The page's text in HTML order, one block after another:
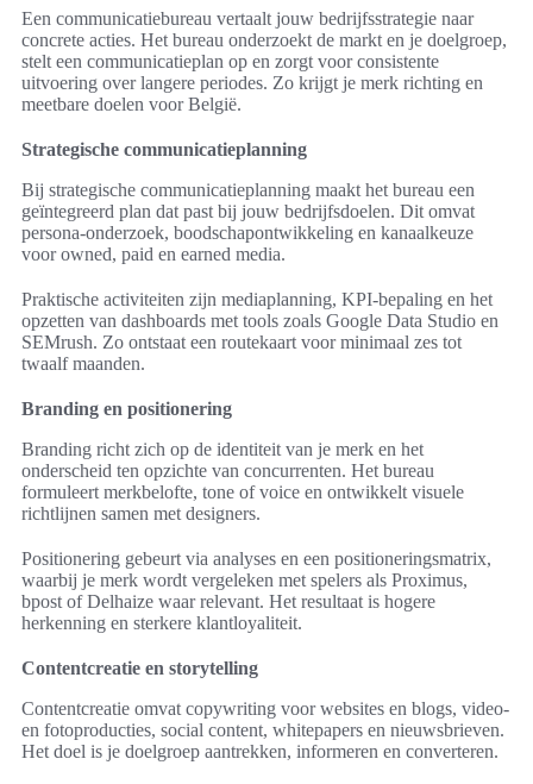
Een communicatiebureau vertaalt jouw bedrijfsstrategie naar
concrete acties. Het bureau onderzoekt de markt en je doelgroep,
stelt een communicatieplan op en zorgt voor consistente
uitvoering over langere periodes. Zo krijgt je merk richting en
meetbare doelen voor België.
Strategische communicatieplanning
Bij strategische communicatieplanning maakt het bureau een
geïntegreerd plan dat past bij jouw bedrijfsdoelen. Dit omvat
persona‑onderzoek, boodschapontwikkeling en kanaalkeuze
voor owned, paid en earned media.
Praktische activiteiten zijn mediaplanning, KPI‑bepaling en het
opzetten van dashboards met tools zoals Google Data Studio en
SEMrush. Zo ontstaat een routekaart voor minimaal zes tot
twaalf maanden.
Branding en positionering
Branding richt zich op de identiteit van je merk en het
onderscheid ten opzichte van concurrenten. Het bureau
formuleert merkbelofte, tone of voice en ontwikkelt visuele
richtlijnen samen met designers.
Positionering gebeurt via analyses en een positioneringsmatrix,
waarbij je merk wordt vergeleken met spelers als Proximus,
bpost of Delhaize waar relevant. Het resultaat is hogere
herkenning en sterkere klantloyaliteit.
Contentcreatie en storytelling
Contentcreatie omvat copywriting voor websites en blogs, video‑
en fotoproducties, social content, whitepapers en nieuwsbrieven.
Het doel is je doelgroep aantrekken, informeren en converteren.